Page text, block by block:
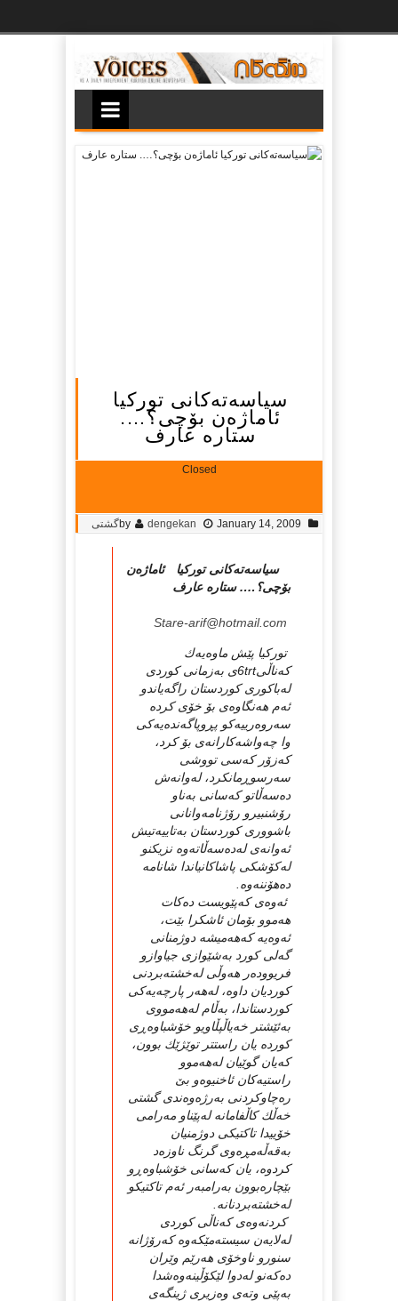
سیاسەتەكانی توركیا
ئاماژەن بۆچی؟….
ستارە عارف
Closed
by dengekan January 14, 2009 گشتی
سیاسەتەكانی توركیا ئاماژەن
بۆچی؟…. ستارە عارف
Stare-arif@hotmail.com
توركیا پێش ماوەیەك
كەناڵی6trtی بەزمانی كوردی
لەباكوری كوردستان راگەیاندو
ئەم هەنگاوەی بۆ خۆی كردە
سەروەرییەكو پڕوپاگەندەیەكی
وا چەواشەكارانەی بۆ كرد،
كەزۆر كەسی تووشی
سەرسوڕمانكرد، لەوانەش
دەسەڵاتو كەسانی بەناو
رۆشنبیرو رۆژنامەوانانی
باشووری كوردستان بەتاییەتیش
ئەوانەی لەدەسەڵاتەوە نزیكنو
لەكۆشكی پاشاكانیاندا شانامە
دەهۆننەوە.
ئەوەی كەپێویست دەكات
هەموو بۆمان ئاشكرا بێت،
ئەوەیە كەهەمیشە دوژمنانی
گەلی كورد بەشێوازی جیاوازو
فریوودەر هەوڵی لەخشتەبردنی
كوردیان داوە، لەهەر پارچەیەكی
كوردستاندا، بەڵام لەهەمووی
بەئێشتر خەیاڵپڵاویو خۆشباوەڕی
كوردە یان راستتر توێژێك بوون،
كەیان گوێیان لەهەموو
راستیەكان ئاخنیوەو بێ
رەچاوكردنی بەرژەوەندی گشتی
خەڵك كاڵفامانە لەپێناو مەرامی
خۆییدا تاكتیكی دوژمنیان
بەقەڵەمڕەوی گرنگ ناوزەد
كردوە، یان كەسانی خۆشباوەڕو
بێچارەبوون بەرامبەر ئەم تاكتیكو
لەخشتەبردنانە.
كردنەوەی كەناڵی كوردی
لەلایەن سیستەمێكەوە كەرۆژانە
سنورو ناوخۆی هەرێم وێران
دەكەنو لەدوا لێكۆڵینەوەشدا
بەپێی وتەی وەزیری ژینگەی